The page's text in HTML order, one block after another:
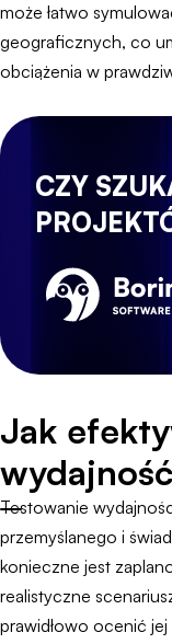
może łatwo
geograficznych, co
obciążenia w
CZY
Jak
Testowanie
przemyślanego i
konieczne jest
realistyczne
prawidłowo ocenić